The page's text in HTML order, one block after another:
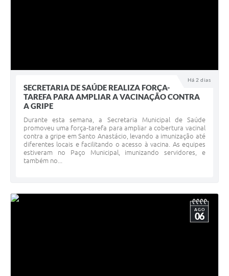
Há 2 dias
SECRETARIA DE SAÚDE REALIZA FORÇA-
TAREFA PARA AMPLIAR A VACINAÇÃO CONTRA
A GRIPE
Durante esta semana, a Secretaria Municipal de Saúde
promoveu uma força-tarefa para ampliar a cobertura vacinal
contra a gripe em Santo Anastácio, levando a imunização até
diferentes locais e facilitando o acesso à vacina. As equipes
estiveram no Paço Municipal, imunizando servidores, e
também no...
AGO
06